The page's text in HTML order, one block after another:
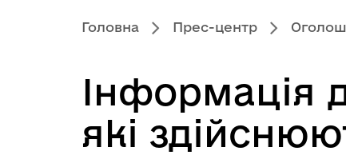
Головна Прес-центр
Інформація
які